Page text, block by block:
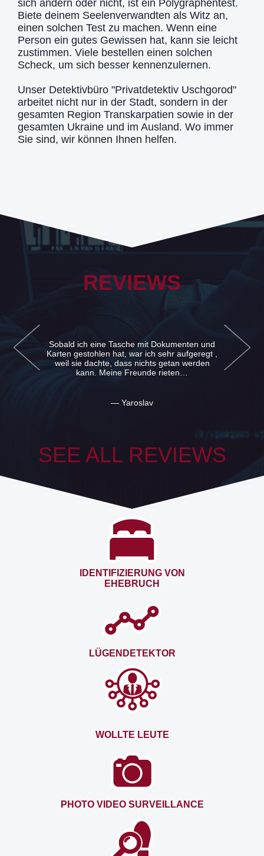
sich ändern oder nicht, ist ein Polygraphentest.
Biete deinem Seelenverwandten als Witz an,
einen solchen Test zu machen. Wenn eine
Person ein gutes Gewissen hat, kann sie leicht
zustimmen. Viele bestellen einen solchen
Scheck, um sich besser kennenzulernen.
Unser Detektivbüro "Privatdetektiv Uschgorod"
arbeitet nicht nur in der Stadt, sondern in der
gesamten Region Transkarpatien sowie in der
gesamten Ukraine und im Ausland. Wo immer
Sie sind, wir können Ihnen helfen.
REVIEWS
Wir bestellten die Agentur zu unserem
Stammbaum machen. Als unser Sohn
aufwuchs, wurde er in der Geschichte unserer
Familie interessiert. Und hier. Wenn…
— Familie Petrovs
SEE ALL REVIEWS
IDENTIFIZIERUNG VON
EHEBRUCH
LÜGENDETEKTOR
WOLLTE LEUTE
PHOTO VIDEO SURVEILLANCE